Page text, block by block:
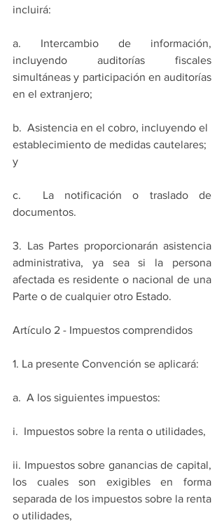
incluirá:
a. Intercambio de información,
incluyendo auditorías fiscales
simultáneas y participación en auditorías
en el extranjero;
b.  Asistencia en el cobro, incluyendo el
establecimiento de medidas cautelares;
y
c.  La notificación o traslado de
documentos.
3. Las Partes proporcionarán asistencia
administrativa, ya sea si la persona
afectada es residente o nacional de una
Parte o de cualquier otro Estado.
Artículo 2 - Impuestos comprendidos
1. La presente Convención se aplicará:
a.  A los siguientes impuestos:
i.  Impuestos sobre la renta o utilidades,
ii. Impuestos sobre ganancias de capital,
los cuales son exigibles en forma
separada de los impuestos sobre la renta
o utilidades,